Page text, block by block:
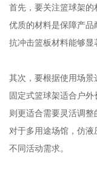
首先，要关注篮球架的
优质的材料是保障产
抗冲击篮板材料能够显
其次，要根据使用场景
固定式篮球架适合户
则更适合需要灵活调整
对于多用途场馆，仿
不同活动需求。